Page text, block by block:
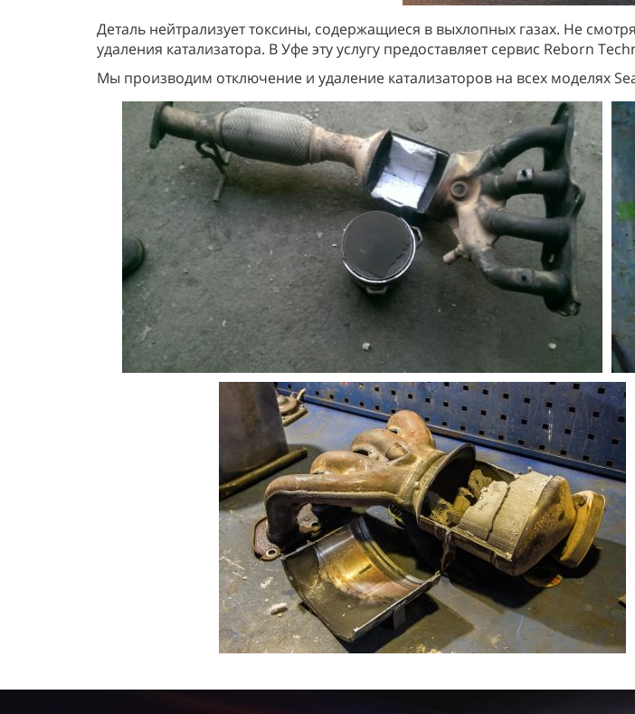
Деталь нейтрализует токсины, содержащиеся в выхлопных газах. Не
удаления катализатора. В Уфе эту услугу предоставляет сервис Reborn
Мы производим отключение и удаление катализаторов на всех моделях